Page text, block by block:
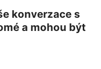
konverzace s
a mohou být